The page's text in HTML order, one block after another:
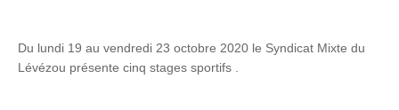
Du lundi 19 au vendredi 23 octobre 2020 le Syndicat Mixte du
Lévézou présente cinq stages sportifs .